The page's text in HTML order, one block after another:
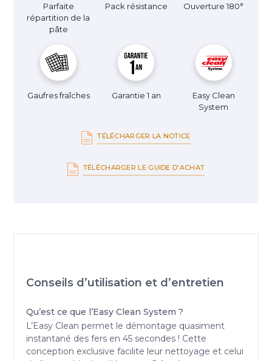
Parfaite
répartition de la
pâte
Pack résistance Ouverture 180°
Gaufres fraîches Garantie 1 an
Easy Clean
System
TÉLÉCHARGER LA NOTICE
TÉLÉCHARGER LE GUIDE D'ACHAT
Conseils d’utilisation et d’entretien
Qu’est ce que l’Easy Clean System ?
L’Easy Clean permet le démontage quasiment
instantané des fers en 45 secondes ! Cette
conception exclusive facilite leur nettoyage et celui